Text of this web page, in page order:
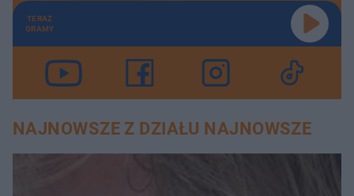
TERAZ
GRAMY
NAJNOWSZE Z DZIAŁU NAJNOWSZE